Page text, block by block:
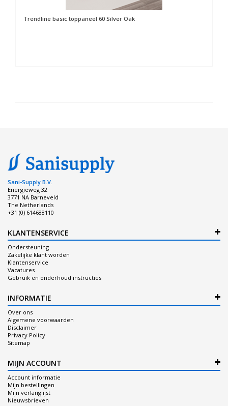
Trendline basic toppaneel 60 Silver Oak
Sani-Supply B.V.
Energieweg 32
3771 NA Barneveld
The Netherlands
+31 (0) 614688110
KLANTENSERVICE
Ondersteuning
Zakelijke klant worden
Klantenservice
Vacatures
Gebruik en onderhoud instructies
INFORMATIE
Over ons
Algemene voorwaarden
Disclaimer
Privacy Policy
Sitemap
MIJN ACCOUNT
Account informatie
Mijn bestellingen
Mijn verlanglijst
Nieuwsbrieven